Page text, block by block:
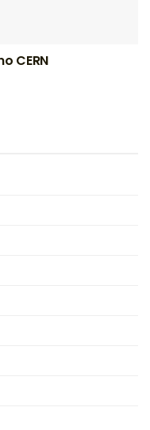
CERN